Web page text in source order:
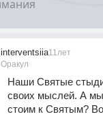
interventsiia
Оракул
11лет
Наши Святые
своих мыслей. А
стоим к Святым?